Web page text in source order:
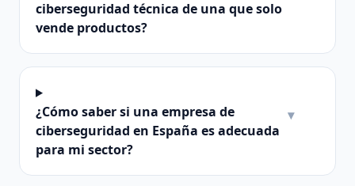
ciberseguridad técnica de una que solo
vende productos?
¿Cómo saber si una empresa de
ciberseguridad en España es adecuada
para mi sector?
▾